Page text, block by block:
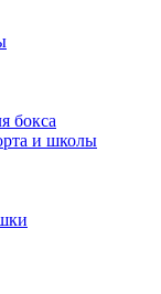
бокса
и школы